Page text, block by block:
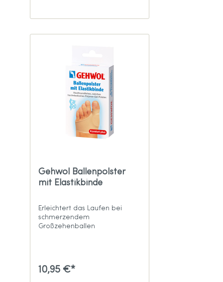
Gehwol Ballenpolster
mit Elastikbinde
Erleichtert das Laufen bei
schmerzendem
Großzehenballen
10,95 €*